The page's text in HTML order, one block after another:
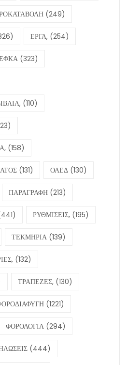
(249)
ΕΡΓΑ, (254)
(323)
(110)
(158)
(131) ΟΑΕΔ (130)
ΠΑΡΑΓΡΑΦΗ (213)
ΡΥΘΜΙΣΕΙΣ, (195)
ΤΕΚΜΗΡΙΑ (139)
(132)
ΤΡΑΠΕΖΕΣ, (130)
(1221)
ΦΟΡΟΛΟΓΙΑ (294)
(444)